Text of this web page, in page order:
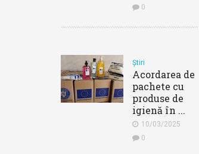
0
Știri
Acordarea de
pachete cu
produse de
igienă în ...
10/03/2025
0